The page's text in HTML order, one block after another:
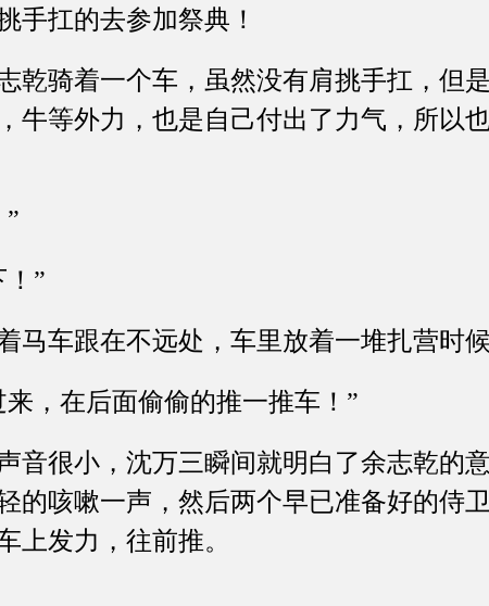
手扛的去参加祭典！
骑着一个车，虽然没有肩挑手扛，但
牛等外力，也是自己付出了力气，所以
”
车跟在不远处，车里放着一堆扎营时候
，在后面偷偷的推一推车！”
很小，沈万三瞬间就明白了余志乾的
的咳嗽一声，然后两个早已准备好的侍
上发力，往前推。